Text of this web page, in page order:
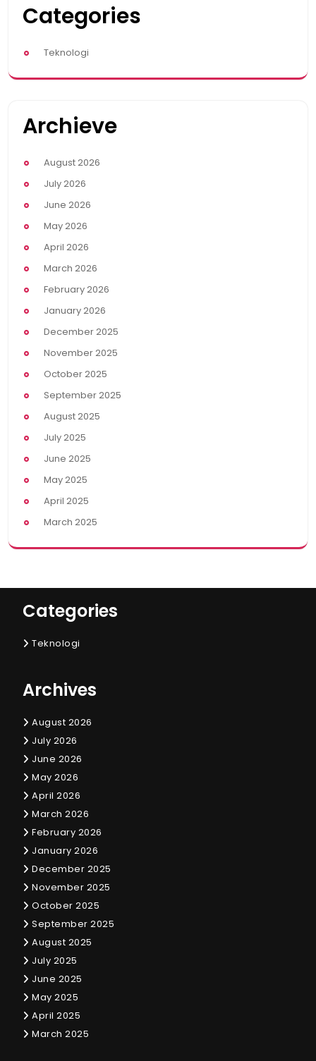
Categories
Teknologi
Archieve
August 2026
July 2026
June 2026
May 2026
April 2026
March 2026
February 2026
January 2026
December 2025
November 2025
October 2025
September 2025
August 2025
July 2025
June 2025
May 2025
April 2025
March 2025
Categories
Teknologi
Archives
August 2026
July 2026
June 2026
May 2026
April 2026
March 2026
February 2026
January 2026
December 2025
November 2025
October 2025
September 2025
August 2025
July 2025
June 2025
May 2025
April 2025
March 2025